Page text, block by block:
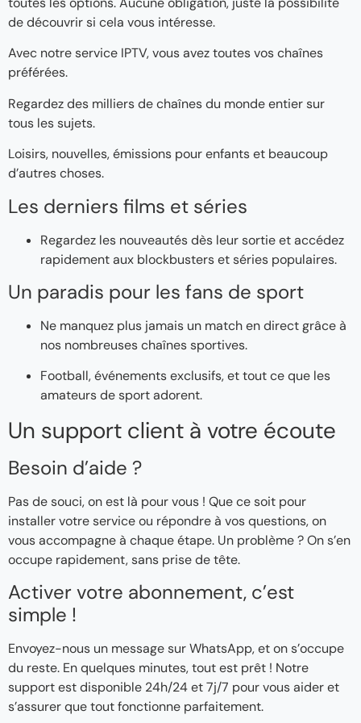
de découvrir si cela vous intéresse.
Avec notre service IPTV, vous avez toutes vos chaînes
préférées.
Regardez des milliers de chaînes du monde entier sur
tous les sujets.
Loisirs, nouvelles, émissions pour enfants et beaucoup
d’autres choses.
Les derniers films et séries
Regardez les nouveautés dès leur sortie et accédez
rapidement aux blockbusters et séries populaires.
Un paradis pour les fans de sport
Ne manquez plus jamais un match en direct grâce à
nos nombreuses chaînes sportives.
Football, événements exclusifs, et tout ce que les
amateurs de sport adorent.
Un support client à votre écoute
Besoin d’aide ?
Pas de souci, on est là pour vous ! Que ce soit pour
installer votre service ou répondre à vos questions, on
vous accompagne à chaque étape. Un problème ? On s’en
occupe rapidement, sans prise de tête.
Activer votre abonnement, c’est
simple !
Envoyez-nous un message sur WhatsApp, et on s’occupe
du reste. En quelques minutes, tout est prêt ! Notre
support est disponible 24h/24 et 7j/7 pour vous aider et
s’assurer que tout fonctionne parfaitement.